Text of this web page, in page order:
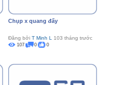
Chụp x quang đấy
Đăng bởi T Minh L 103 tháng trước
107 0 0